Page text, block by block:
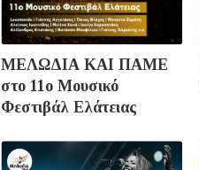
ΜΕΛΩΔΙΑ ΚΑΙ ΠΑΜΕ
στο 11ο Μουσικό
Φεστιβάλ Ελάτειας